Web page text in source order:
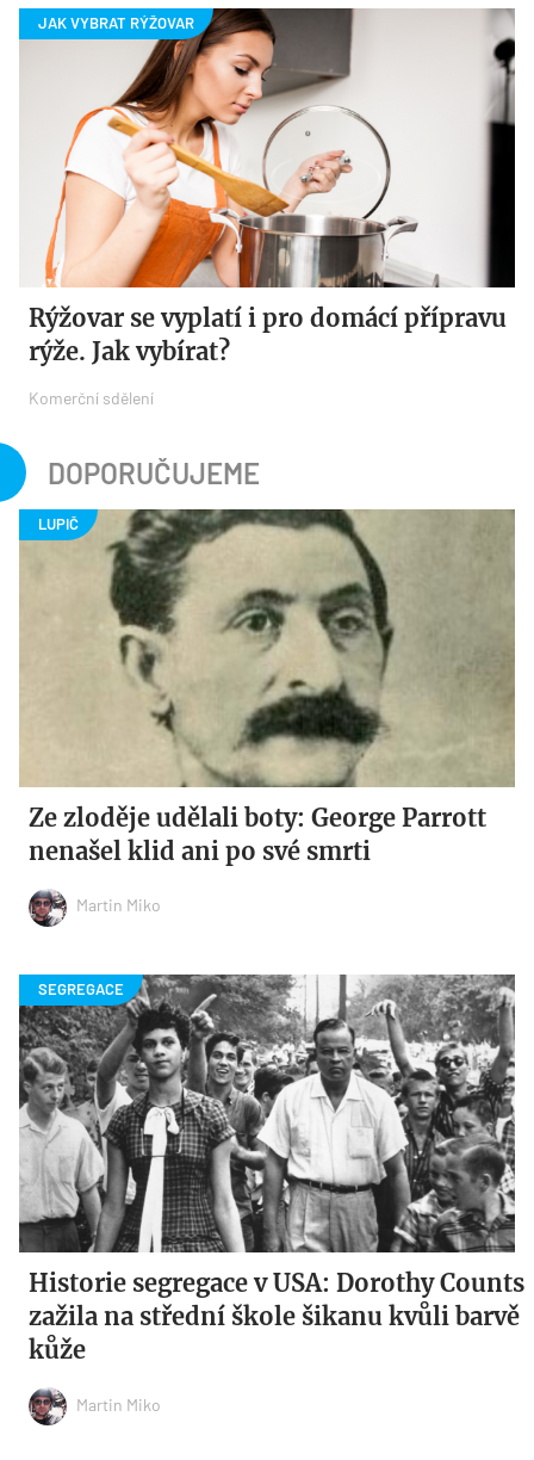
Rýžovar se vyplatí i pro domácí přípravu
rýže. Jak vybírat?
Komerční sdělení
DOPORUČUJEME
Ze zloděje udělali boty: George Parrott
nenašel klid ani po své smrti
Martin Miko
Historie segregace v USA: Dorothy Counts
zažila na střední škole šikanu kvůli barvě
kůže
Martin Miko